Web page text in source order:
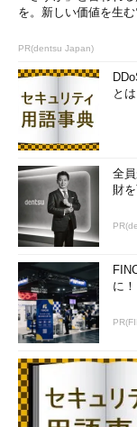
を。新しい価値を生
PR(dentsu Japan)
とは
全
財
に！